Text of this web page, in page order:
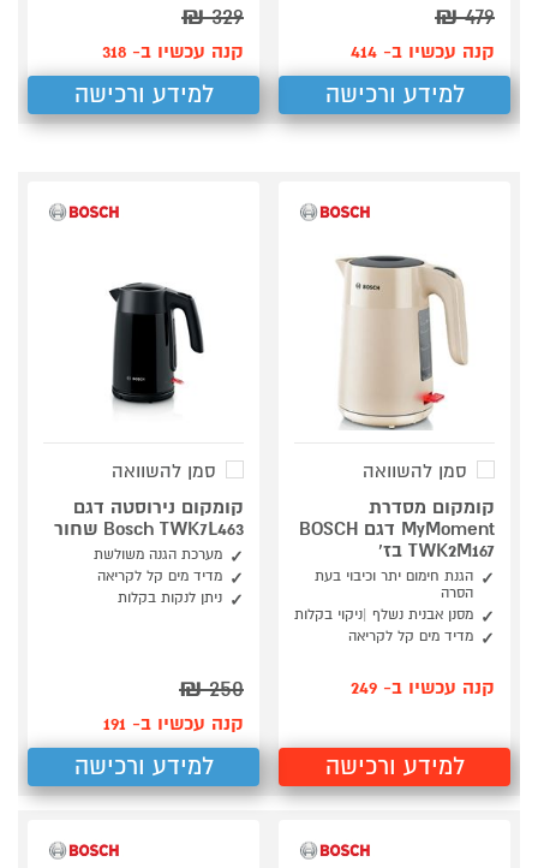
479
₪
קנה עכשיו ב- 414
למידע ורכישה
329
₪
קנה עכשיו ב- 318
למידע ורכישה
סמן להשוואה
קומקום מסדרת
MyMoment דגם BOSCH
TWK2M167 בז'
הגנת חימום יתר וכיבוי בעת
הסרה
מסנן אבנית נשלף |ניקוי בקלות
מדיד מים קל לקריאה
קנה עכשיו ב- 249
למידע ורכישה
סמן להשוואה
קומקום נירוסטה דגם
Bosch TWK7L463 שחור
מערכת הגנה משולשת
מדיד מים קל לקריאה
ניתן לנקות בקלות
250
₪
קנה עכשיו ב- 191
למידע ורכישה